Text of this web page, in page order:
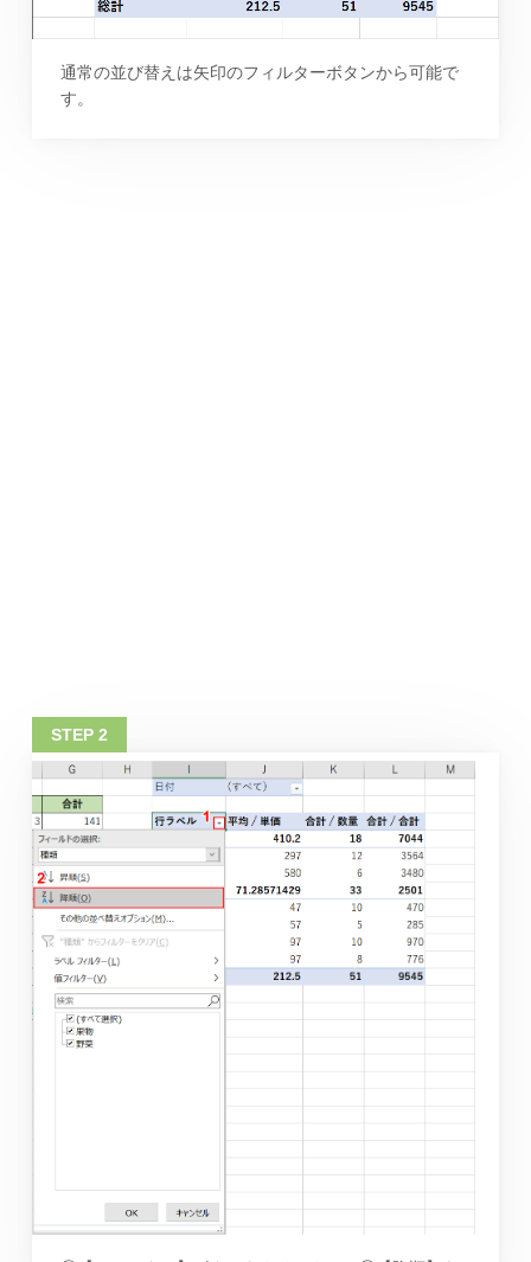
通常の並び替えは矢印のフィルターボタンから可能で
す。